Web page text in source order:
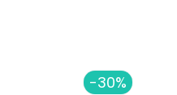
-30%